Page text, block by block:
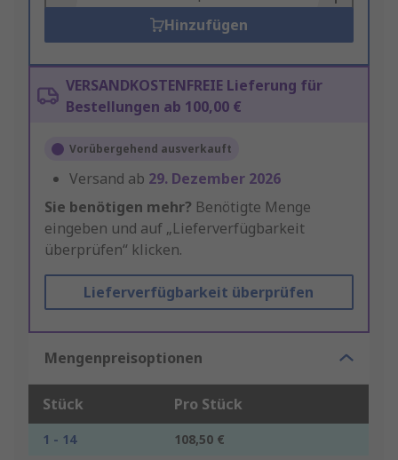
Hinzufügen
VERSANDKOSTENFREIE Lieferung für
Bestellungen ab 100,00 €
Vorübergehend ausverkauft
Versand ab 29. Dezember 2026
Sie benötigen mehr? Benötigte Menge
eingeben und auf „Lieferverfügbarkeit
überprüfen“ klicken.
Lieferverfügbarkeit überprüfen
Mengenpreisoptionen
Stück Pro Stück
1 - 14
108,50 €